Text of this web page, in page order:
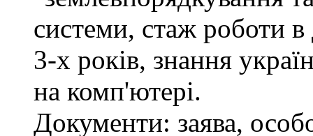
системи, стаж роботи
3-х років, знання
на комп'ютері.
Документи: заява,